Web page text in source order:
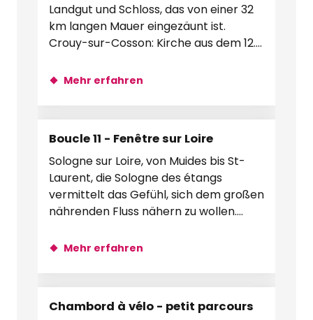
Landgut und Schloss, das von einer 32
km langen Mauer eingezäunt ist.
Crouy-sur-Cosson: Kirche aus dem 12.
Mehr erfahren
Boucle 11 - Fenêtre sur Loire
Sologne sur Loire, von Muides bis St-
Laurent, die Sologne des étangs
vermittelt das Gefühl, sich dem großen
nährenden Fluss nähern zu wollen.
Mehr erfahren
Chambord à vélo - petit parcours